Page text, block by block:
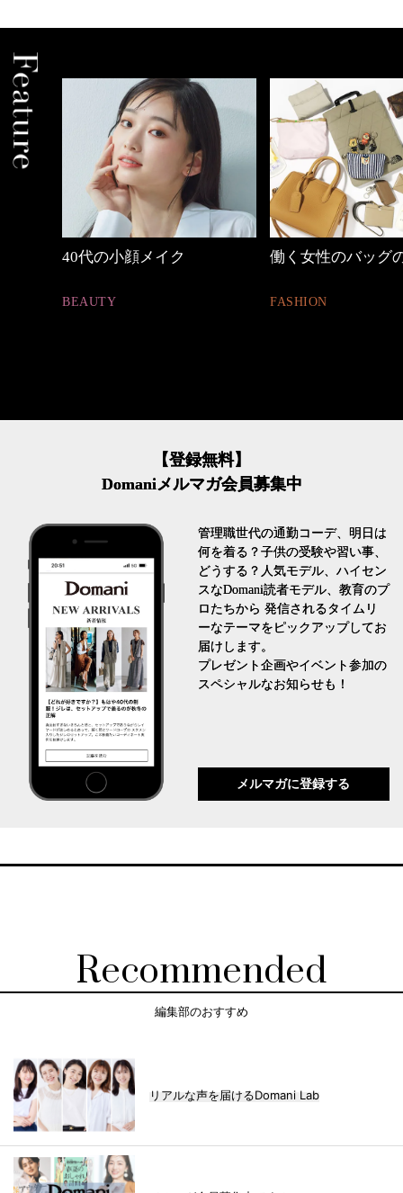
40代の小顔メイク
BEAUTY
働く女性のバッグ
FASHION
【登録無料】
Domaniメルマガ会員募集中
管理職世代の通勤コーデ、明日は
何を着る？子供の受験や習い事、
どうする？人気モデル、ハイセン
スなDomani読者モデル、教育のプ
ロたちから 発信されるタイムリ
ーなテーマをピックアップしてお
届けします。
プレゼント企画やイベント参加の
スペシャルなお知らせも！
メルマガに登録する
Recommended
編集部のおすすめ
リアルな声を届けるDomani Lab